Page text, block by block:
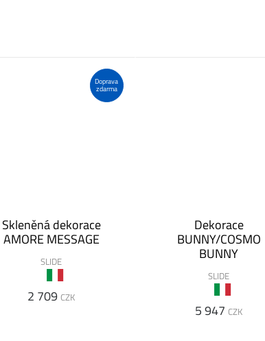
Doprava
zdarma
Skleněná dekorace
AMORE MESSAGE
SLIDE
2 709 CZK
Dekorace
BUNNY/COSMO
BUNNY
SLIDE
5 947 CZK